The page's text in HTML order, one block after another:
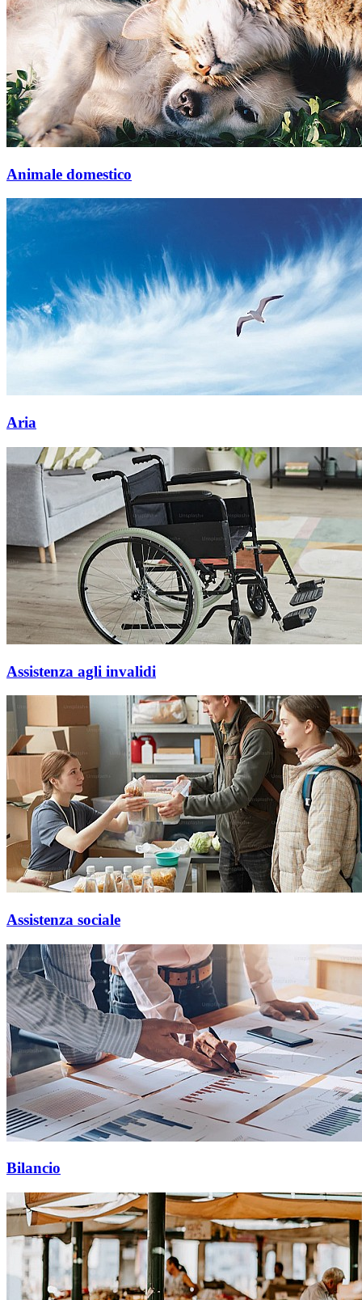
Animale domestico
Aria
Assistenza agli invalidi
Assistenza sociale
Bilancio